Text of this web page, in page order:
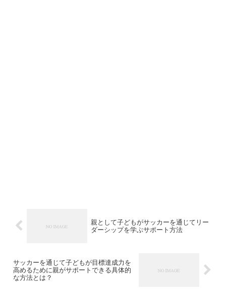
親として子どもがサッカーを通じてリー
ダーシップを学ぶサポート方法
サッカーを通じて子どもが目標達成力を
高めるために親がサポートできる具体的
な方法とは？